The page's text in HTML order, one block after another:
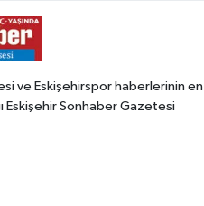
ve Eskişehirspor haberlerinin en
Eskişehir Sonhaber Gazetesi